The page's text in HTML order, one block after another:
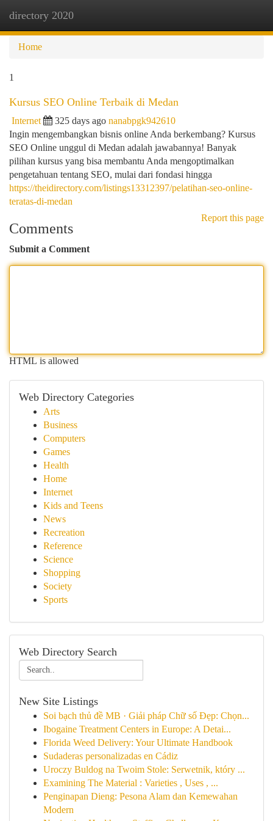
directory 2020
Home
1
Kursus SEO Online Terbaik di Medan
Internet 325 days ago nanabpgk942610
Ingin mengembangkan bisnis online Anda berkembang? Kursus
SEO Online unggul di Medan adalah jawabannya! Banyak
pilihan kursus yang bisa membantu Anda mengoptimalkan
pengetahuan tentang SEO, mulai dari fondasi hingga
https://theidirectory.com/listings13312397/pelatihan-seo-online-
teratas-di-medan
Report this page
Comments
Submit a Comment
HTML is allowed
Web Directory Categories
Arts
Business
Computers
Games
Health
Home
Internet
Kids and Teens
News
Recreation
Reference
Science
Shopping
Society
Sports
Web Directory Search
New Site Listings
Soi bạch thủ đề MB · Giải pháp Chữ số Đẹp: Chọn...
Ibogaine Treatment Centers in Europe: A Detai...
Florida Weed Delivery: Your Ultimate Handbook
Sudaderas personalizadas en Cádiz
Uroczy Buldog na Twoim Stole: Serwetnik, który ...
Examining The Material : Varieties , Uses , ...
Penginapan Dieng: Pesona Alam dan Kemewahan
Modern